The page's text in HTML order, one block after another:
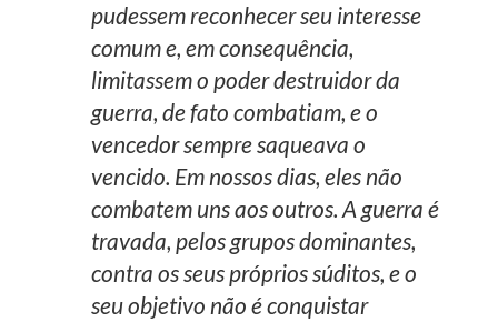
pudessem reconhecer seu interesse
comum e, em consequência,
limitassem o poder destruidor da
guerra, de fato combatiam, e o
vencedor sempre saqueava o
vencido. Em nossos dias, eles não
combatem uns aos outros. A guerra é
travada, pelos grupos dominantes,
contra os seus próprios súditos, e o
seu objetivo não é conquistar